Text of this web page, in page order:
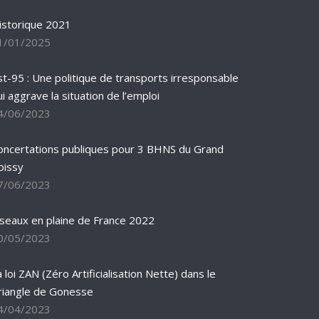
2021
01/2025
95 : Une politique de transports irresponsable
aggrave la situation de l’emploi
06/2023
publiques pour 3 BHNS du Grand
06/2023
en plaine de France 2022
05/2023
loi ZAN (Zéro Artificialisation Nette) dans le
de Gonesse
04/2023